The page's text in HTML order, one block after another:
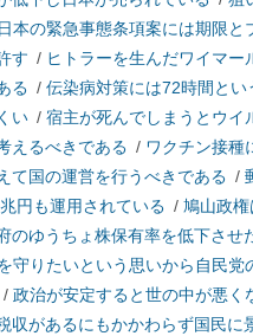
日本の緊急事態条項案には期限と
す / ヒトラーを生んだワイマ
る / 伝染病対策には72時間と
い/ 宿主が死んでしまうとウイ
えるべきである / ワクチン接種
て国の運営を行うべきである /
円も運用されている / 鳩山政
のゆうちょ株保有率を低下させ
守りたいという思いから自民
/ 政治が安定すると世の中が悪く
収があるにもかかわらず国民に